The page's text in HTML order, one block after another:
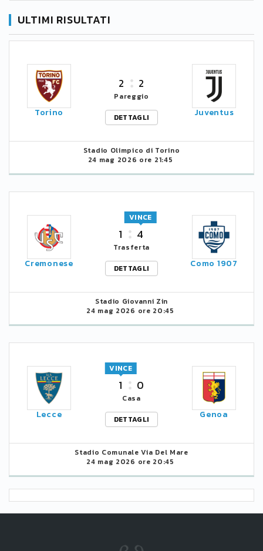
ULTIMI RISULTATI
Torino
2 2
Pareggio
DETTAGLI
Juventus
Stadio Olimpico di Torino
24 mag 2026 ore 21:45
Cremonese
1 4
VINCE
Trasferta
DETTAGLI
Como 1907
Stadio Giovanni Zin
24 mag 2026 ore 20:45
Lecce
1
VINCE
0
Casa
DETTAGLI
Genoa
Stadio Comunale Via Del Mare
24 mag 2026 ore 20:45